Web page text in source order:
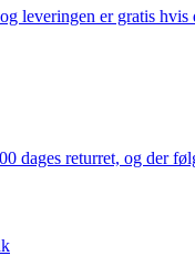
leveringen er gratis
dages returret, og der